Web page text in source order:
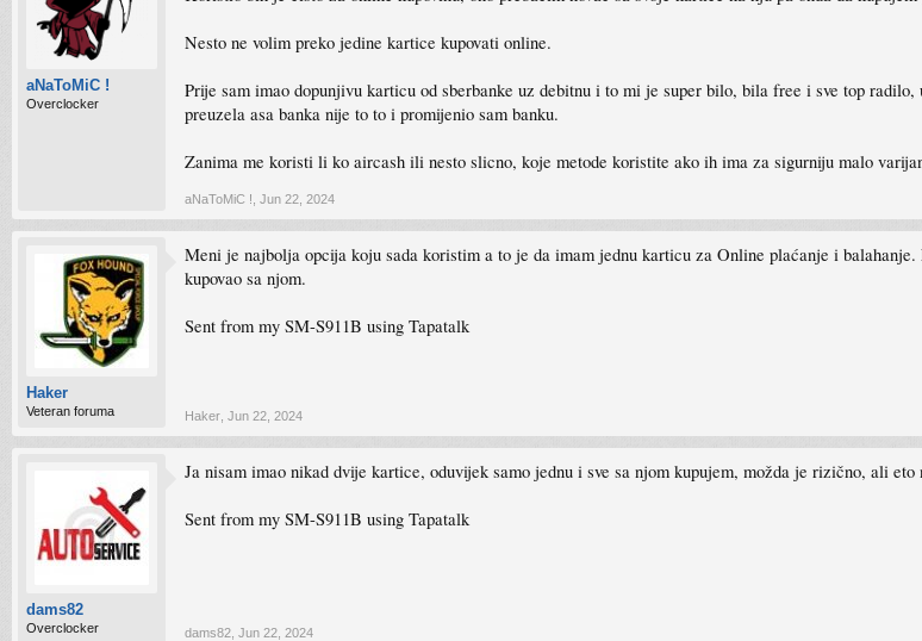
aNaToMiC !
Overclocker
Nesto ne volim preko jedine kartice kupovati online.
Prije sam imao dopunjivu karticu od sberbanke uz debitnu i to mi je super bilo, bila free i sve top
preuzela asa banka nije to to i promijenio sam banku.
Zanima me koristi li ko aircash ili nesto slicno, koje metode koristite ako ih ima za sigurniju malo
aNaToMiC ! Jun 22, 2024
Haker
Veteran foruma
Meni je najbolja opcija koju sada koristim a to je da imam jednu karticu za Online plaćanje i
kupovao sa njom.
Sent from my SM-S911B using Tapatalk
Haker Jun 22, 2024
dams82
Overclocker
Ja nisam imao nikad dvije kartice, oduvijek samo jednu i sve sa njom kupujem, možda je rizično, ali
Sent from my SM-S911B using Tapatalk
dams82 Jun 22, 2024